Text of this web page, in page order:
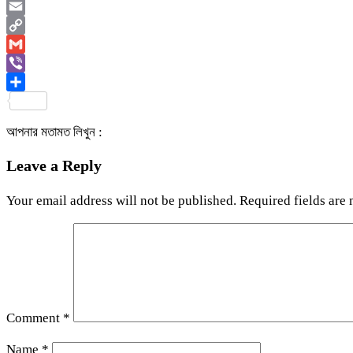
WhatsApp
Email
Copy
Link
Gmail
Viber
আপনার মতামত লিখুন :
Leave a Reply
Your email address will not be published. Required fields are
Comment *
Name *